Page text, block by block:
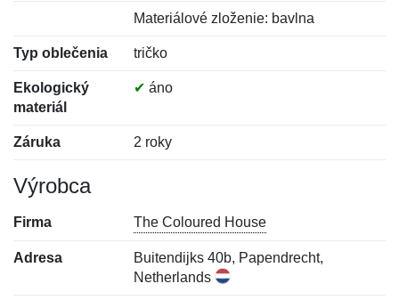
Materiálové zloženie: bavlna
Typ oblečenia tričko
Ekologický
materiál
✔ áno
Záruka 2 roky
Výrobca
Firma The Coloured House
Adresa
Buitendijks 40b, Papendrecht,
Netherlands